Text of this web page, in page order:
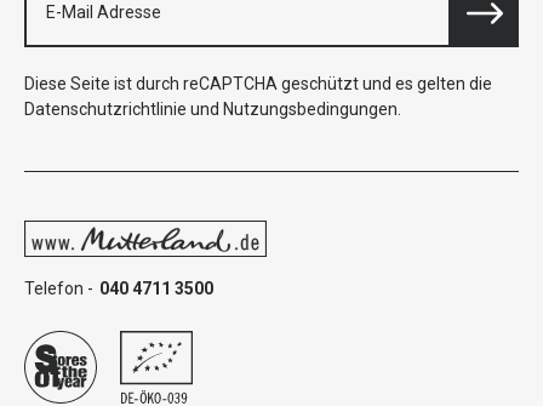
Diese Seite ist durch reCAPTCHA geschützt und es gelten die
Datenschutzrichtlinie und Nutzungsbedingungen
Telefon - 040 4711 3500